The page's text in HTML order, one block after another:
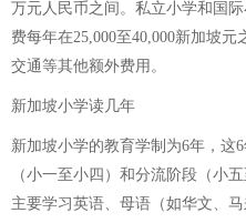
万元人民币之间。私立小学和国
费每年在25,000至40,000新加坡元
交通等其他额外费用。
新加坡小学读几年
新加坡小学的教育学制为6年，这
（小一至小四）和分流阶段（小
主要学习英语、母语（如华文、